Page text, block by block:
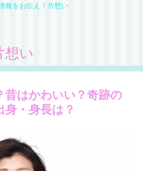
報をお伝え！片想い
想い
昔はかわいい？奇跡の
身・身長は？